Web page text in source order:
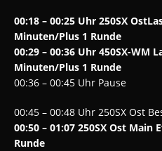
00:18 – 00:25 Uhr 250SX
Minuten/Plus 1 Runde
00:29 – 00:36 Uhr 450SX-WM
Minuten/Plus 1 Runde
00:36 – 00:45 Uhr Pause
00:45 – 00:48 Uhr 250SX Ost
00:50 – 01:07 250SX Ost Main
Runde